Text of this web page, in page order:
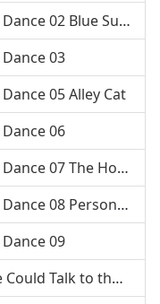
安妮鲜花推荐 美国儿童歌曲 Let's Dance 02 Blue Suede Shoes
03
05 Alley Cat
06
安妮鲜花推荐 美国儿童歌曲 Let's Dance 07 The Hokey Pokey
安妮鲜花推荐 美国儿童歌曲 Let's Dance 08 Personality
09
安妮鲜花推荐 美国儿童歌曲 If We Could Talk to the Animal 01 Hound Dog